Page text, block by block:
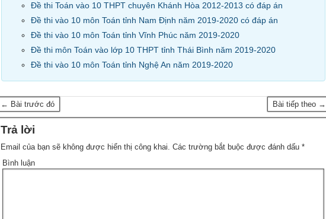
Đề thi Toán vào 10 THPT chuyên Khánh Hòa 2012-2013 có đáp án
Đề thi vào 10 môn Toán tỉnh Nam Định năm 2019-2020 có đáp án
Đề thi vào 10 môn Toán tỉnh Vĩnh Phúc năm 2019-2020
Đề thi môn Toán vào lớp 10 THPT tỉnh Thái Bình năm 2019-2020
Đề thi vào 10 môn Toán tỉnh Nghệ An năm 2019-2020
← Bài trước đó Bài tiếp theo →
Trả lời
Email của bạn sẽ không được hiển thị công khai. Các trường bắt buộc được đánh dấu*
Bình luận